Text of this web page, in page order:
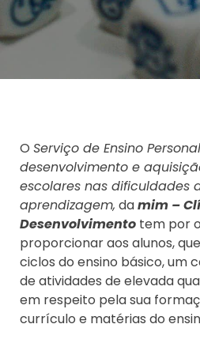
O Serviço de Ensino
desenvolvimento e
escolares nas dificuldades
aprendizagem, damim –
Desenvolvimento tem por
proporcionar aos alunos,
ciclos do ensino básico, um
de atividades de elevada
em respeito pela sua
currículo e matérias do